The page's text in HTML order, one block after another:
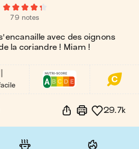
79 notes
avec des oignons
la coriandre ! Miam !
29.7k